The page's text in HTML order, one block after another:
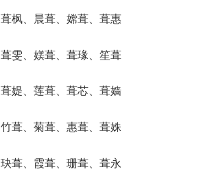
枫、晨葺、嫦葺、葺惠
雯、媄葺、葺瑑、笙葺
媞、莲葺、葺芯、葺嫱
葺、菊葺、惠葺、葺姝
葺、霞葺、珊葺、葺永